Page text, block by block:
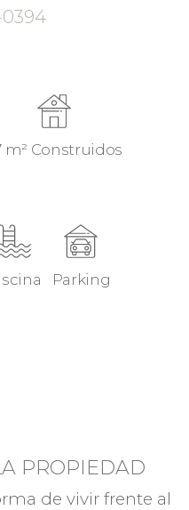
0394
m² Construidos
Parking
PROPIEDAD
de vivir frente al